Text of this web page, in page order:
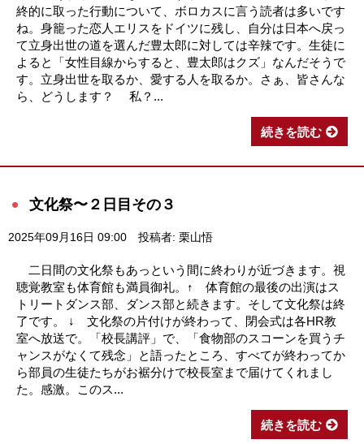
終的に取った行動について、ボロカスに言う読者は多いです
ね。身籠った恋人エリスをドイツに残し、自分は日本へ戻っ
て立身出世の道を選んだ豊太郎に対しては辛辣です。生徒に
よると「女性目線からすると、豊太郎はクズ」なんだそうで
す。立身出世を取るか、愛する人を取るか。さぁ、皆さんな
ら、どうします？ 私？...
続きを読む
文化祭〜２日目その３
2025年09月16日 09:00 投稿者: 栗山悟
二日間の文化祭もあっという間に終わりが近づきます。視
聴覚教室も体育館も満員御礼。↑ 体育館の最後の出演はス
トリートダンス部、ダンス部と続きます。そして文化祭は終
了です。 ↓ 文化祭の片付けが終わって、閉会式は各HR教
室へ放送で。「校長講評」で、「食物部のスコーンを買うチ
ャンスがなくて残念」と語ったところ、すべてが終わってか
ら部員の生徒たちがお裾分けで校長室まで届けてくれまし
た。感激。このス...
続きを読む